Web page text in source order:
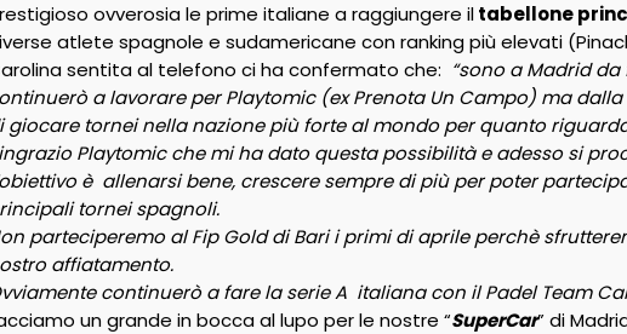
ovverosia le prime italiane a raggiungere iltabellone
atlete spagnole e sudamericane con ranking più elevati
sentita al telefono ci ha confermato che: “sono a Madrid
a lavorare per Playtomic (ex Prenota Un Campo) ma
giocare tornei nella nazione più forte al mondo per quanto
Playtomic che mi ha dato questa possibilità e adesso si
è allenarsi bene, crescere sempre di più per poter
tornei spagnoli.
parteciperemo al Fip Gold di Bari i primi di aprile perchè
affiatamento.
continuerò a fare la serie A italiana con il Padel Team
un grande in bocca al lupo per le nostre “SuperCar” di